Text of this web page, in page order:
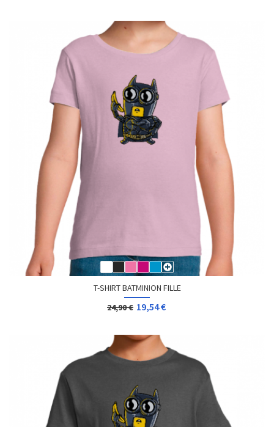
T-SHIRT BATMINION FILLE
24,90 € 19,54 €